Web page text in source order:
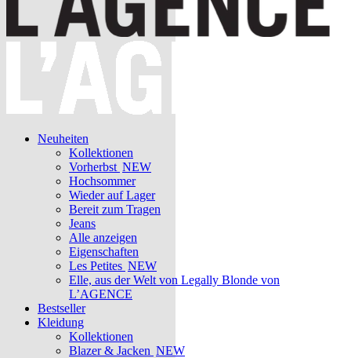
Neuheiten
Kollektionen
Vorherbst NEW
Hochsommer
Wieder auf Lager
Bereit zum Tragen
Jeans
Alle anzeigen
Eigenschaften
Les Petites NEW
Elle, aus der Welt von Legally Blonde von
L’AGENCE
Bestseller
Kleidung
Kollektionen
Blazer & Jacken NEW